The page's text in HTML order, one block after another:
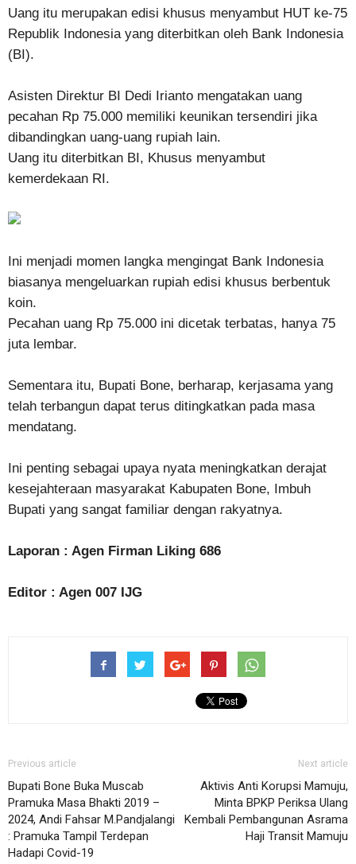
Uang itu merupakan edisi khusus menyambut HUT ke-75
Republik Indonesia yang diterbitkan oleh Bank Indonesia
(BI).
Asisten Direktur BI Dedi Irianto mengatakan uang
pecahan Rp 75.000 memiliki keunikan tersendiri jika
dibandingkan uang-uang rupiah lain.
Uang itu diterbitkan BI, Khusus menyambut
kemerdekaan RI.
Ini menjadi momen langka mengingat Bank Indonesia
biasanya mengeluarkan rupiah edisi khusus berbentuk
koin.
Pecahan uang Rp 75.000 ini dicetak terbatas, hanya 75
juta lembar.
Sementara itu, Bupati Bone, berharap, kerjasama yang
telah terbangun dapat terus ditingkatkan pada masa
mendatang.
Ini penting sebagai upaya nyata meningkatkan derajat
kesejahteraan masyarakat Kabupaten Bone, Imbuh
Bupati yang sangat familiar dengan rakyatnya.
Laporan : Agen Firman Liking 686
Editor : Agen 007 IJG
Previous article
Bupati Bone Buka Muscab
Pramuka Masa Bhakti 2019 –
2024, Andi Fahsar M.Pandjalangi
: Pramuka Tampil Terdepan
Hadapi Covid-19
Next article
Aktivis Anti Korupsi Mamuju,
Minta BPKP Periksa Ulang
Kembali Pembangunan Asrama
Haji Transit Mamuju